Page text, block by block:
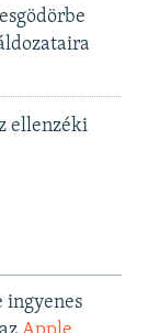
ellenzéki
ingyenes